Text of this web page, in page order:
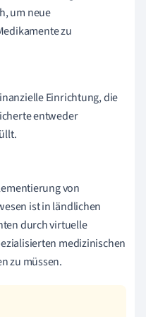
um neue
zu
Einrichtung, die
entweder
von
ist in ländlichen
durch virtuelle
medizinischen
zu müssen.